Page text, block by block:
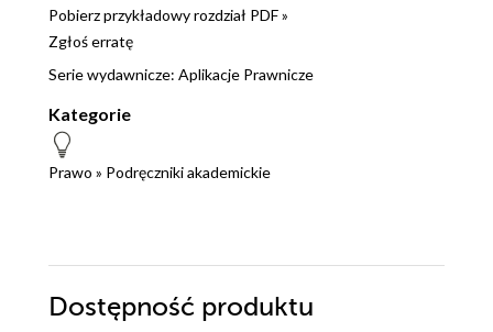
Pobierz przykładowy rozdział PDF »
Zgłoś erratę
Serie wydawnicze: Aplikacje Prawnicze
Kategorie
Prawo » Podręczniki akademickie
Dostępność produktu